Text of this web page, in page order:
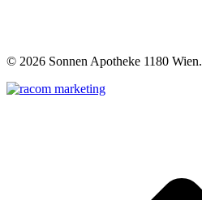
© 2026 Sonnen Apotheke 1180 Wien.